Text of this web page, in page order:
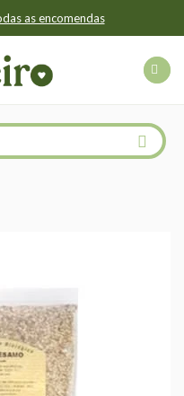
as encomendas